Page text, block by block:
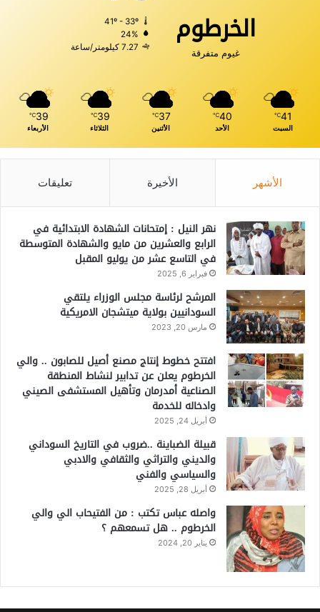
الخرطوم
غيوم متفرقة
41º - 33º
24%
7.27 كيلومتر/ساعة
41
℃
السبت
40
℃
الأحد
37
℃
الأثنين
39
℃
الثلاثاء
39
℃
الأربعاء
الأشهر الأخيرة تعليقات
نهر النيل : إمتحانات الشهادة الابتدائية في
الرابع والعشرين من مايو والشهادة المتوسطة
في التاسع عشر من يوليو المقبل
فبراير 6, 2025
المرشح لرئاسة مجلس الوزراء يلتقي
السودانيين بولاية ميتشجان الامريكية
مارس 20, 2023
افتتح خطوط إنتاج مصنع أصيل للصابون .. والي
الخرطوم يعلن عن تدابير لنشاط المنطقة
الصناعية أمدرمان وتأهيل المستشفى الصيني
وادخاله للخدمة
أبريل 24, 2025
قبيلة الضباينة ..ضروب في التاريخ السوداني
والديني والتراثي والثقافي والادبي
والسياسي والفني
أبريل 28, 2025
واصله عباس تكتب : من الفتيحاب الي والي
الخرطوم .. هل تسمعهم ؟
يناير 20, 2024